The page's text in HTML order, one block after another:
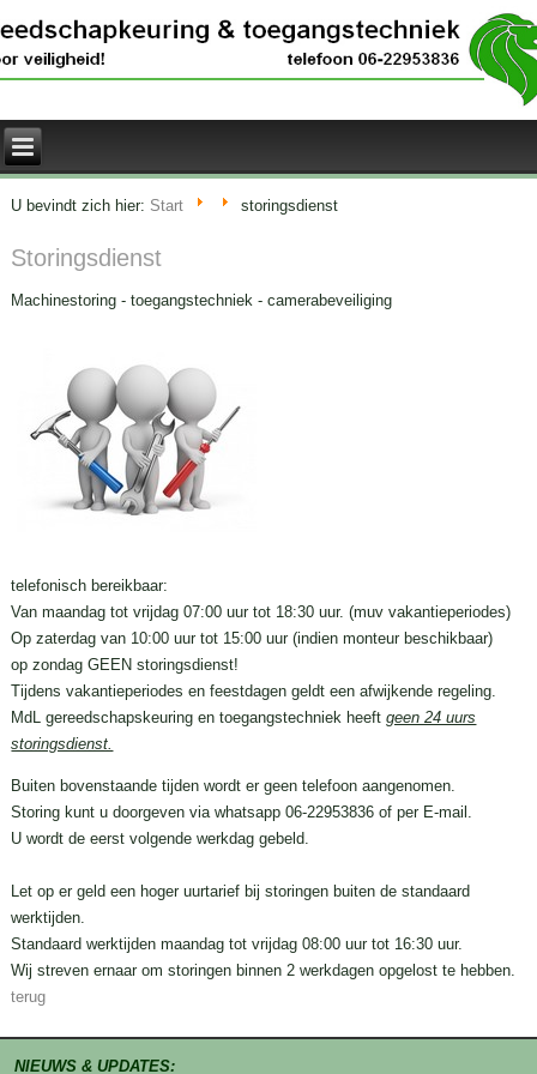
U bevindt zich hier: Start storingsdienst
Storingsdienst
Machinestoring - toegangstechniek - camerabeveiliging
telefonisch bereikbaar:
Van maandag tot vrijdag 07:00 uur tot 18:30 uur. (muv vakantieperiodes)
Op zaterdag van 10:00 uur tot 15:00 uur (indien monteur beschikbaar)
op zondag GEEN storingsdienst!
Tijdens vakantieperiodes en feestdagen geldt een afwijkende regeling.
MdL gereedschapskeuring en toegangstechniek heeftgeen 24 uurs
storingsdienst.
Buiten bovenstaande tijden wordt er geen telefoon aangenomen.
Storing kunt u doorgeven via whatsapp 06-22953836 of per E-mail.
U wordt de eerst volgende werkdag gebeld.
Let op er geld een hoger uurtarief bij storingen buiten de standaard
werktijden.
Standaard werktijden maandag tot vrijdag 08:00 uur tot 16:30 uur.
Wij streven ernaar om storingen binnen 2 werkdagen opgelost te hebben.
terug
NIEUWS & UPDATES: